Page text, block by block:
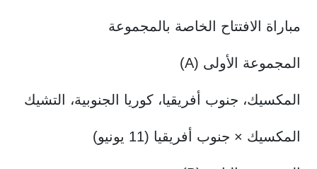
مباراة الافتتاح الخاصة بالمجموعة
المجموعة الأولى (A)
المكسيك، جنوب أفريقيا، كوريا الجنوبية، التشيك
المكسيك × جنوب أفريقيا (11 يونيو)